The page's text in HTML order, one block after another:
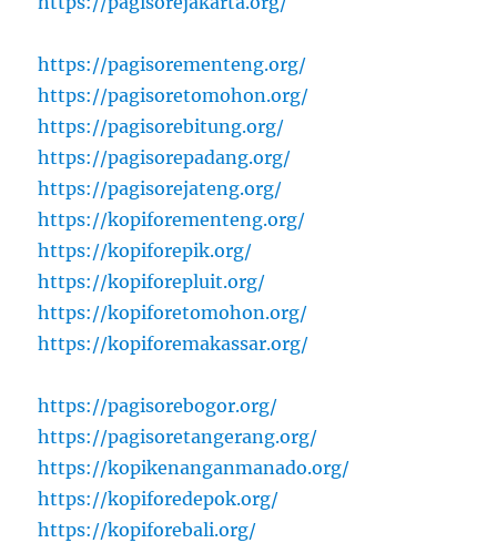
https://pagisorementeng.org/
https://pagisoretomohon.org/
https://pagisorebitung.org/
https://pagisorepadang.org/
https://pagisorejateng.org/
https://kopiforementeng.org/
https://kopiforepik.org/
https://kopiforepluit.org/
https://kopiforetomohon.org/
https://kopiforemakassar.org/
https://pagisorebogor.org/
https://pagisoretangerang.org/
https://kopikenanganmanado.org/
https://kopiforedepok.org/
https://kopiforebali.org/